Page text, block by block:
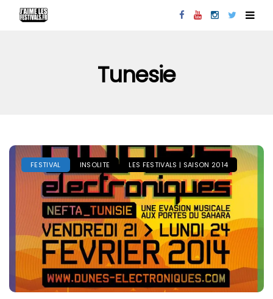
Tunesie
FESTIVAL INSOLITE LES FESTIVALS | SAISON 2014